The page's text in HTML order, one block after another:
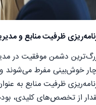
ظرفیت منابع و
دشمن موفقیت در
خوش‌بینی مفرط می‌شوند و
ظرفیت منابع به
از تخصص‌های کلیدی،